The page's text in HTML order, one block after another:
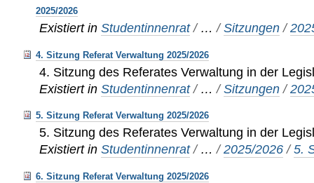
2025/2026
Existiert in Studentinnenrat / …/Sitzungen /
4. Sitzung Referat Verwaltung 2025/2026
4. Sitzung des Referates Verwaltung in der
Existiert in Studentinnenrat / …/Sitzungen /
5. Sitzung Referat Verwaltung 2025/2026
5. Sitzung des Referates Verwaltung in der
Existiert in Studentinnenrat / …/2025/2026 /5.
6. Sitzung Referat Verwaltung 2025/2026